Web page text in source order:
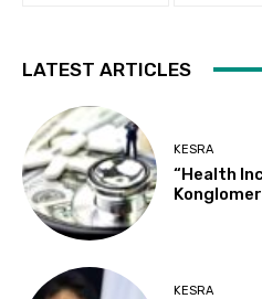
LATEST ARTICLES
KESRA
“Health
KESRA